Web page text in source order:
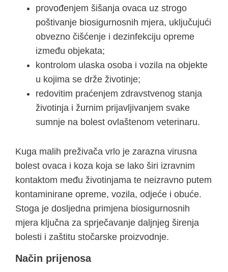
provođenjem šišanja ovaca uz strogo
poštivanje biosigurnosnih mjera, uključujući
obvezno čišćenje i dezinfekciju opreme
između objekata;
kontrolom ulaska osoba i vozila na objekte
u kojima se drže životinje;
redovitim praćenjem zdravstvenog stanja
životinja i žurnim prijavljivanjem svake
sumnje na bolest ovlaštenom veterinaru.
Kuga malih preživača vrlo je zarazna virusna
bolest ovaca i koza koja se lako širi izravnim
kontaktom među životinjama te neizravno putem
kontaminirane opreme, vozila, odjeće i obuće.
Stoga je dosljedna primjena biosigurnosnih
mjera ključna za sprječavanje daljnjeg širenja
bolesti i zaštitu stočarske proizvodnje.
Način prijenosa